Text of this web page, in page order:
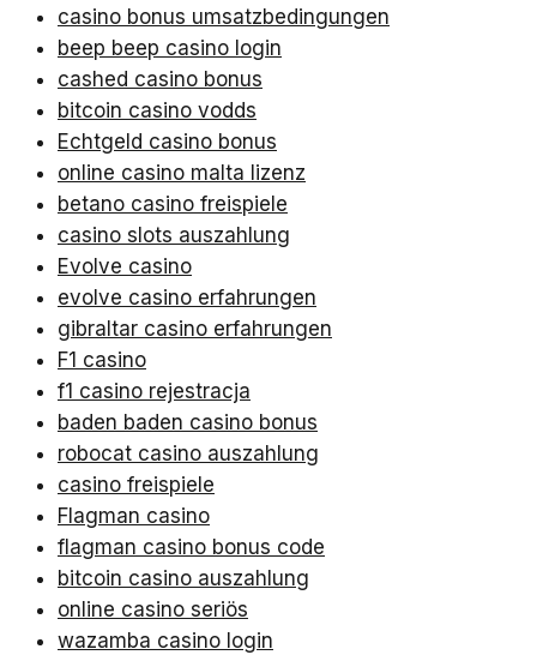
casino bonus umsatzbedingungen
beep beep casino login
cashed casino bonus
bitcoin casino vodds
Echtgeld casino bonus
online casino malta lizenz
betano casino freispiele
casino slots auszahlung
Evolve casino
evolve casino erfahrungen
gibraltar casino erfahrungen
F1 casino
f1 casino rejestracja
baden baden casino bonus
robocat casino auszahlung
casino freispiele
Flagman casino
flagman casino bonus code
bitcoin casino auszahlung
online casino seriös
wazamba casino login